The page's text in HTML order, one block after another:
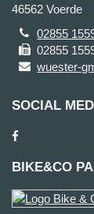
46562 Voerde
02855
02855
wuester-
SOCIAL
BIKE&CO